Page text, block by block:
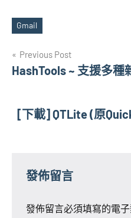
Tags
Gmail
文
章
覽
Previous Post
HashTools ~ 支援多
[下載] QTLite (原
發佈留言
發佈留言必須填寫的電